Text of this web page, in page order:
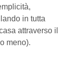
in tutta
attraverso il
meno).